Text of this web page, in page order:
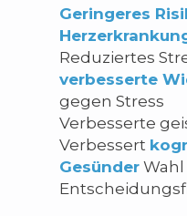
Geringeres
Reduziertes
verbesserte
gegen Stress
Verbesserte
Verbessert
Gesünder